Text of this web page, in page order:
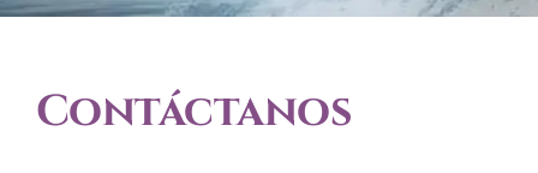
Contáctanos